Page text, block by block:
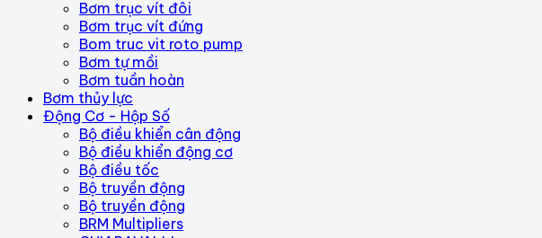
Bơm trục vít đôi
Bơm trục vít đứng
Bom truc vit roto pump
Bơm tự mồi
Bơm tuần hoàn
Bơm thủy lực
Động Cơ - Hộp Số
Bộ điều khiển cân động
Bộ điều khiển động cơ
Bộ điều tốc
Bộ truyền động
Bộ truyền động
BRM Multipliers